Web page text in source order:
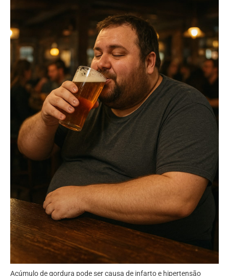
Acúmulo de gordura pode ser causa de infarto e hipertensão